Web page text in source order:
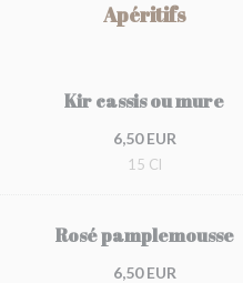
Apéritifs
Kir cassis ou mure
6,50 EUR
15 Cl
Rosé pamplemousse
6,50 EUR